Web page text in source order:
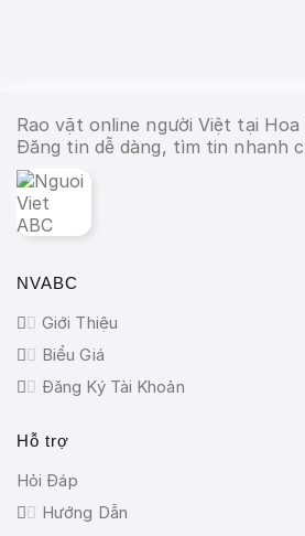
Rao vặt online người Việt tại Hoa
Đăng tin dễ dàng, tìm tin nhanh
NVABC
Giới Thiệu
Biểu Giá
Đăng Ký Tài Khoản
Hỗ trợ
Hỏi Đáp
Hướng Dẫn